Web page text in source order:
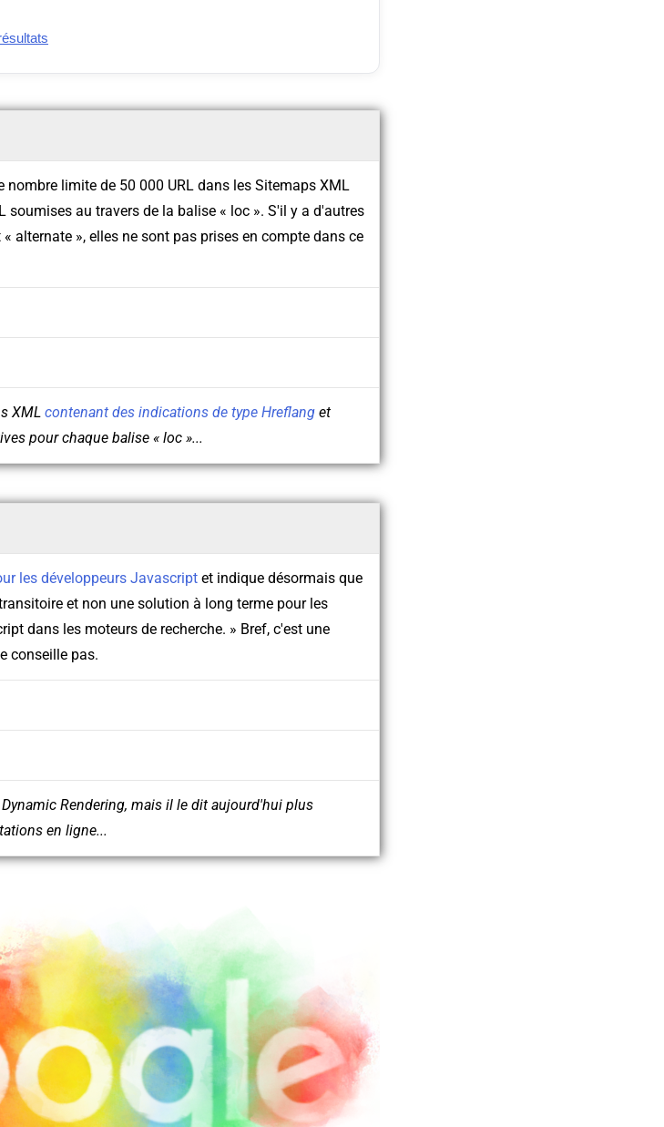
limite de 50 000 URL dans les Sitemaps XML
au travers de la balise « loc ». S'il y a d'autres
alternate », elles ne sont pas prises en compte dans ce
XML contenant des indications de type Hreflanget
pour chaque balise « loc »...
les développeurs Javascriptet indique désormais que
et non une solution à long terme pour les
dans les moteurs de recherche. » Bref, c'est une
conseille pas.
Rendering, mais il le dit aujourd'hui plus
en ligne...